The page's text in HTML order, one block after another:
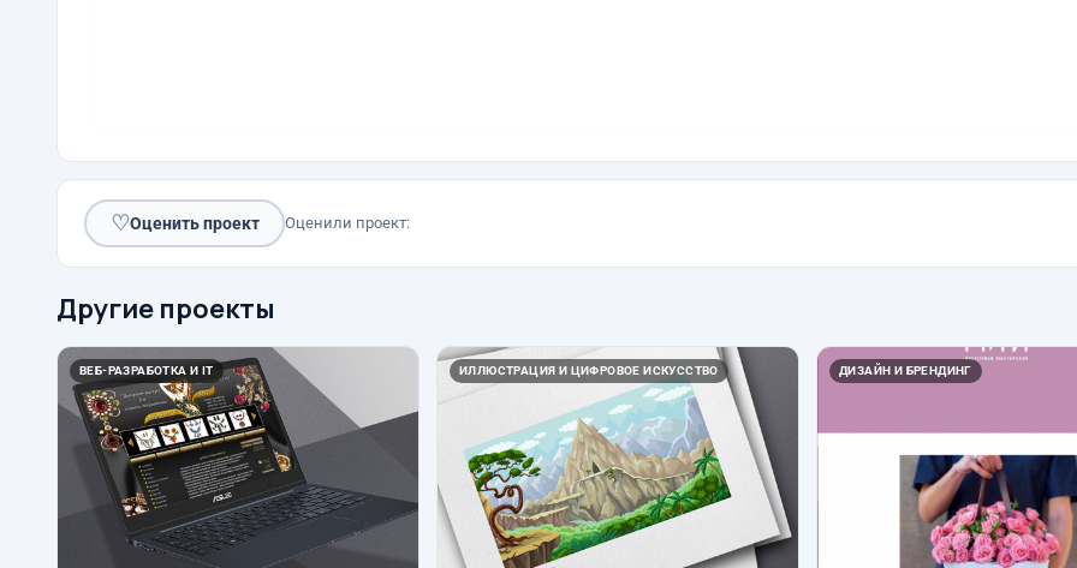
♡Оценить проект Оценили проект:
Другие проекты
ВЕБ-РАЗРАБОТКА И IT ИЛЛЮСТРАЦИЯ И ЦИФРОВОЕ ИСКУССТВО ДИЗАЙН И БРЕНДИНГ